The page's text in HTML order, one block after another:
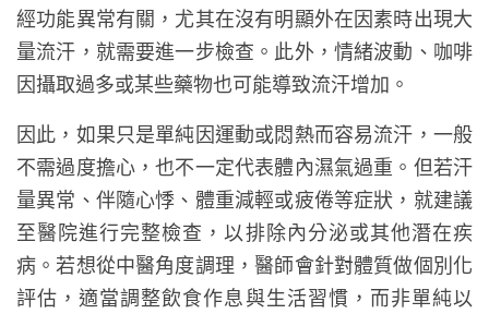
經功能異常有關，尤其在沒有明顯外在因素時出現大
量流汗，就需要進一步檢查。此外，情緒波動、咖啡
因攝取過多或某些藥物也可能導致流汗增加。
因此，如果只是單純因運動或悶熱而容易流汗，一般
不需過度擔心，也不一定代表體內濕氣過重。但若汗
量異常、伴隨心悸、體重減輕或疲倦等症狀，就建議
至醫院進行完整檢查，以排除內分泌或其他潛在疾
病。若想從中醫角度調理，醫師會針對體質做個別化
評估，適當調整飲食作息與生活習慣，而非單純以